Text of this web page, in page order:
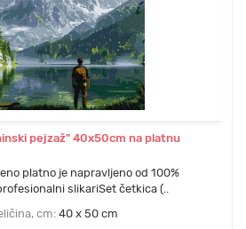
pejzaž" 40x50cm na platnu
platno je napravljeno od 100%
slikariSet četkica (..
cm:40 x 50 cm